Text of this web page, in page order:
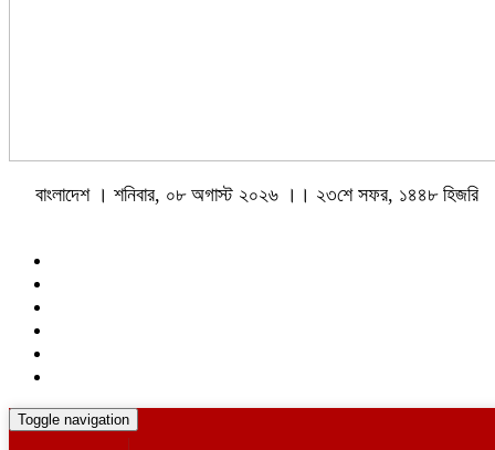
বাংলাদেশ । শনিবার, ০৮ অগাস্ট ২০২৬ ।। ২৩শে সফর, ১৪৪৮ হিজরি
Toggle navigation